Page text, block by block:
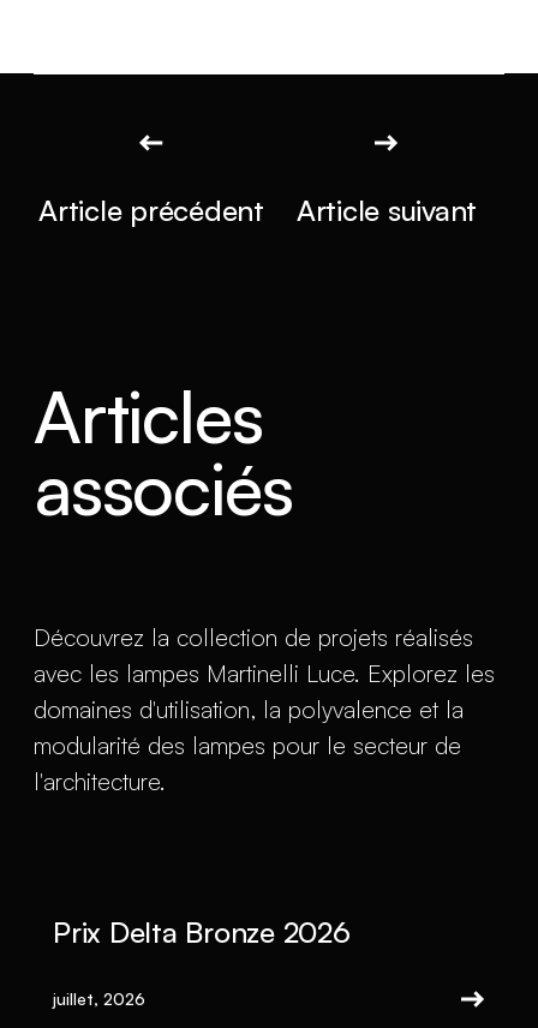
Article précédent Article suivant
Articles
associés
Découvrez la collection de projets réalisés
avec les lampes Martinelli Luce. Explorez les
domaines d'utilisation, la polyvalence et la
modularité des lampes pour le secteur de
l'architecture.
Prix Delta Bronze 2026
juillet, 2026